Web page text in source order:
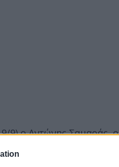
9) ο Αντώνης Σαμαράς, ο
που βιαστικά και
τους».